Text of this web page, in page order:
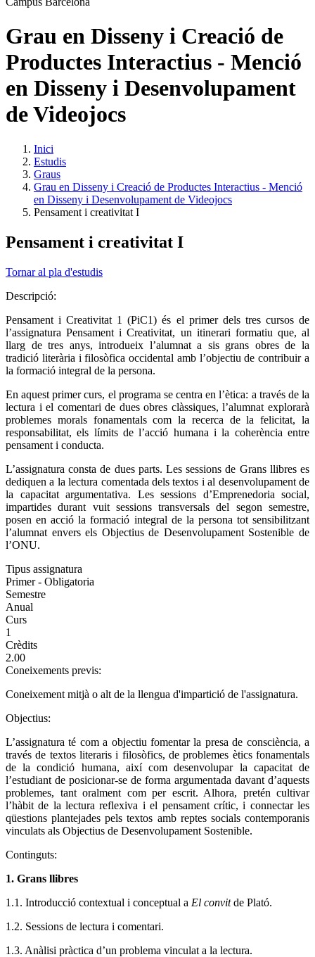
Grau en Disseny i Creació de
Productes Interactius - Menció
en Disseny i Desenvolupament
de Videojocs
Inici
Estudis
Graus
Grau en Disseny i Creació de Productes Interactius - Menció
en Disseny i Desenvolupament de Videojocs
Pensament i creativitat I
Pensament i creativitat I
Tornar al pla d'estudis
Descripció:
Pensament i Creativitat 1 (PiC1) és el primer dels tres cursos de
l’assignatura Pensament i Creativitat, un itinerari formatiu que, al
llarg de tres anys, introdueix l’alumnat a sis grans obres de la
tradició literària i filosòfica occidental amb l’objectiu de contribuir a
la formació integral de la persona.
En aquest primer curs, el programa se centra en l’ètica: a través de la
lectura i el comentari de dues obres clàssiques, l’alumnat explorarà
problemes morals fonamentals com la recerca de la felicitat, la
responsabilitat, els límits de l’acció humana i la coherència entre
pensament i conducta.
L’assignatura consta de dues parts. Les sessions de Grans llibres es
dediquen a la lectura comentada dels textos i al desenvolupament de
la capacitat argumentativa. Les sessions d’Emprenedoria social,
impartides durant vuit sessions transversals del segon semestre,
posen en acció la formació integral de la persona tot sensibilitzant
l’alumnat envers els Objectius de Desenvolupament Sostenible de
l’ONU.
Tipus assignatura
Primer - Obligatoria
Semestre
Anual
Curs
1
Crèdits
2.00
Coneixements previs:
Coneixement mitjà o alt de la llengua d'impartició de l'assignatura.
Objectius:
L’assignatura té com a objectiu fomentar la presa de consciència, a
través de textos literaris i filosòfics, de problemes ètics fonamentals
de la condició humana, així com desenvolupar la capacitat de
l’estudiant de posicionar-se de forma argumentada davant d’aquests
problemes, tant oralment com per escrit. Alhora, pretén cultivar
l’hàbit de la lectura reflexiva i el pensament crític, i connectar les
qüestions plantejades pels textos amb reptes socials contemporanis
vinculats als Objectius de Desenvolupament Sostenible.
Continguts:
1. Grans llibres
1.1. Introducció contextual i conceptual a El convitde Plató.
1.2. Sessions de lectura i comentari.
1.3. Anàlisi pràctica d’un problema vinculat a la lectura.